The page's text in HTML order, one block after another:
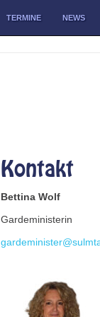
TERMINE NEWS
Kontakt
Bettina Wolf
Gardeministerin